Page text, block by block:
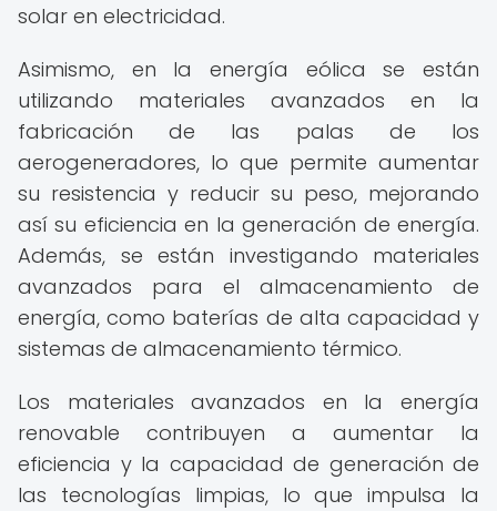
solar en electricidad.
Asimismo, en la energía eólica se están
utilizando materiales avanzados en la
fabricación de las palas de los
aerogeneradores, lo que permite aumentar
su resistencia y reducir su peso, mejorando
así su eficiencia en la generación de energía.
Además, se están investigando materiales
avanzados para el almacenamiento de
energía, como baterías de alta capacidad y
sistemas de almacenamiento térmico.
Los materiales avanzados en la energía
renovable contribuyen a aumentar la
eficiencia y la capacidad de generación de
las tecnologías limpias, lo que impulsa la